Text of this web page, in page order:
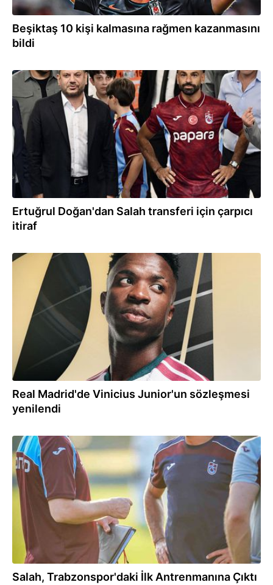
Beşiktaş 10 kişi kalmasına rağmen kazanmasını
bildi
21:27
Ertuğrul Doğan'dan Salah transferi için çarpıcı
itiraf
21:22
Real Madrid'de Vinicius Junior'un sözleşmesi
yenilendi
20:52
Salah, Trabzonspor'daki İlk Antrenmanına Çıktı